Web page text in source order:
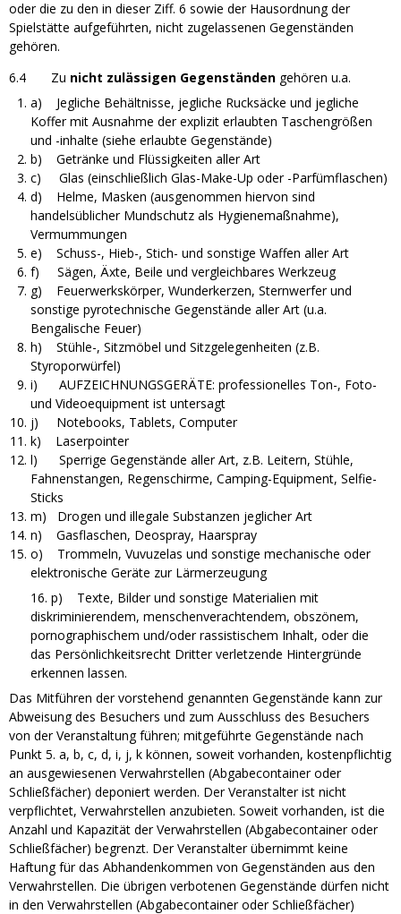
oder die zu den in dieser Ziff. 6 sowie der Hausordnung der
Spielstätte aufgeführten, nicht zugelassenen Gegenständen
gehören.
6.4 Zu nicht zulässigen Gegenständen gehören u.a.
a) Jegliche Behältnisse, jegliche Rucksäcke und jegliche
Koffer mit Ausnahme der explizit erlaubten Taschengrößen
und -inhalte (siehe erlaubte Gegenstände)
b) Getränke und Flüssigkeiten aller Art
c) Glas (einschließlich Glas-Make-Up oder -Parfümflaschen)
d) Helme, Masken (ausgenommen hiervon sind
handelsüblicher Mundschutz als Hygienemaßnahme),
Vermummungen
e) Schuss-, Hieb-, Stich- und sonstige Waffen aller Art
f) Sägen, Äxte, Beile und vergleichbares Werkzeug
g) Feuerwerkskörper, Wunderkerzen, Sternwerfer und
sonstige pyrotechnische Gegenstände aller Art (u.a.
Bengalische Feuer)
h) Stühle-, Sitzmöbel und Sitzgelegenheiten (z.B.
Styroporwürfel)
i) AUFZEICHNUNGSGERÄTE: professionelles Ton-, Foto-
und Videoequipment ist untersagt
j) Notebooks, Tablets, Computer
k) Laserpointer
l) Sperrige Gegenstände aller Art, z.B. Leitern, Stühle,
Fahnenstangen, Regenschirme, Camping-Equipment, Selfie-
Sticks
m) Drogen und illegale Substanzen jeglicher Art
n) Gasflaschen, Deospray, Haarspray
o) Trommeln, Vuvuzelas und sonstige mechanische oder
elektronische Geräte zur Lärmerzeugung
16. p) Texte, Bilder und sonstige Materialien mit
diskriminierendem, menschenverachtendem, obszönem,
pornographischem und/oder rassistischem Inhalt, oder die
das Persönlichkeitsrecht Dritter verletzende Hintergründe
erkennen lassen.
Das Mitführen der vorstehend genannten Gegenstände kann zur
Abweisung des Besuchers und zum Ausschluss des Besuchers
von der Veranstaltung führen; mitgeführte Gegenstände nach
Punkt 5. a, b, c, d, i, j, k können, soweit vorhanden, kostenpflichtig
an ausgewiesenen Verwahrstellen (Abgabecontainer oder
Schließfächer) deponiert werden. Der Veranstalter ist nicht
verpflichtet, Verwahrstellen anzubieten. Soweit vorhanden, ist die
Anzahl und Kapazität der Verwahrstellen (Abgabecontainer oder
Schließfächer) begrenzt. Der Veranstalter übernimmt keine
Haftung für das Abhandenkommen von Gegenständen aus den
Verwahrstellen. Die übrigen verbotenen Gegenstände dürfen nicht
in den Verwahrstellen (Abgabecontainer oder Schließfächer)